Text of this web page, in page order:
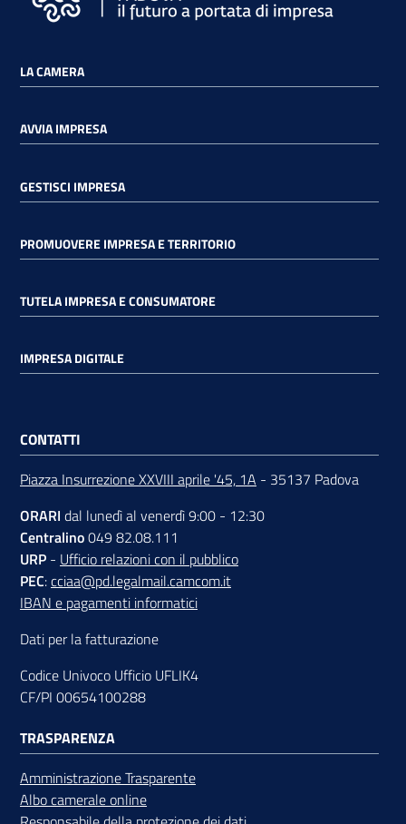
LA CAMERA
AVVIA IMPRESA
GESTISCI IMPRESA
PROMUOVERE IMPRESA E TERRITORIO
TUTELA IMPRESA E CONSUMATORE
IMPRESA DIGITALE
CONTATTI
Piazza Insurrezione XXVIII aprile '45, 1A - 35137 Padova
ORARI dal lunedì al venerdì 9:00 - 12:30
Centralino049 82.08.111
URP - Ufficio relazioni con il pubblico
PEC:cciaa@pd.legalmail.camcom.it
IBAN e pagamenti informatici
Dati per la fatturazione
Codice Univoco Ufficio UFLIK4
CF/PI 00654100288
TRASPARENZA
Amministrazione Trasparente
Albo camerale online